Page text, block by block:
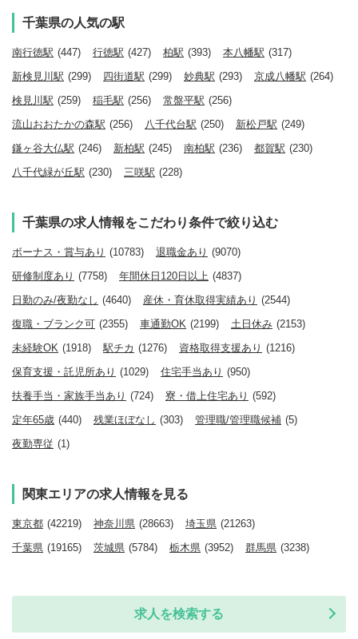
千葉県の人気の駅
南行徳駅 (447) 行徳駅 (427) 柏駅 (393) 本八幡駅 (317)
新検見川駅 (299) 四街道駅 (299) 妙典駅 (293) 京成八幡駅 (264)
検見川駅 (259) 稲毛駅 (256) 常盤平駅 (256)
流山おおたかの森駅 (256) 八千代台駅 (250) 新松戸駅 (249)
鎌ヶ谷大仏駅 (246) 新柏駅 (245) 南柏駅 (236) 都賀駅 (230)
八千代緑が丘駅 (230) 三咲駅 (228)
千葉県の求人情報をこだわり条件で絞り込む
ボーナス・賞与あり (10783) 退職金あり (9070)
研修制度あり (7758) 年間休日120日以上 (4837)
日勤のみ/夜勤なし (4640) 産休・育休取得実績あり (2544)
復職・ブランク可 (2355) 車通勤OK (2199) 土日休み (2153)
未経験OK (1918) 駅チカ (1276) 資格取得支援あり (1216)
保育支援・託児所あり (1029) 住宅手当あり (950)
扶養手当・家族手当あり (724) 寮・借上住宅あり (592)
定年65歳 (440) 残業ほぼなし (303) 管理職/管理職候補 (5)
夜勤専従 (1)
関東エリアの求人情報を見る
東京都 (42219) 神奈川県 (28663) 埼玉県 (21263)
千葉県 (19165) 茨城県 (5784) 栃木県 (3952) 群馬県 (3238)
求人を検索する